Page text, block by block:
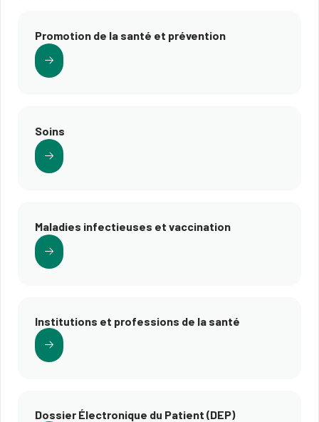
Promotion de la santé et prévention
Soins
Maladies infectieuses et vaccination
Institutions et professions de la santé
Dossier Électronique du Patient (DEP)